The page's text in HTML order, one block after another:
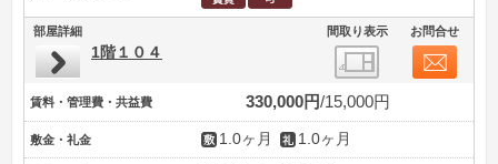
部屋詳細 間取り表示 お問合せ
1階１０４
賃料・管理費・共益費 330,000円 15,000円
敷金・礼金 1.0ヶ月 1.0ヶ月